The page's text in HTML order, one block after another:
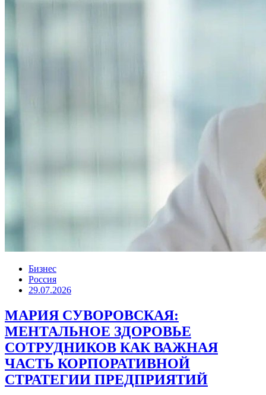
Бизнес
Россия
29.07.2026
МАРИЯ СУВОРОВСКАЯ:
МЕНТАЛЬНОЕ ЗДОРОВЬЕ
СОТРУДНИКОВ КАК ВАЖНАЯ
ЧАСТЬ КОРПОРАТИВНОЙ
СТРАТЕГИИ ПРЕДПРИЯТИЙ